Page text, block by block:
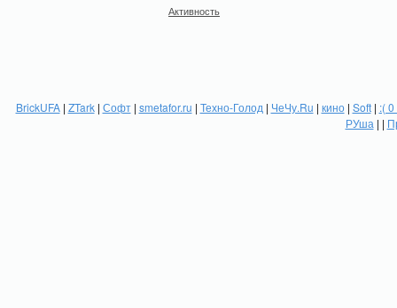
Активность
BrickUFA| ZTark| Софт| smetafor.ru | Техно-Голод | ЧеЧу.Ru | кино| Soft| :(
РУша | |